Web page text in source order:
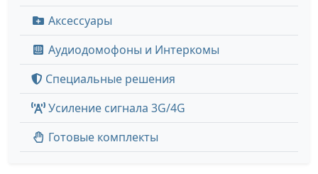
Аксессуары
Аудиодомофоны и Интеркомы
Специальные решения
Усиление сигнала 3G/4G
Готовые комплекты